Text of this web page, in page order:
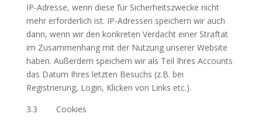
IP-Adresse, wenn diese für Sicherheitszwecke nicht
mehr erforderlich ist. IP-Adressen speichern wir auch
dann, wenn wir den konkreten Verdacht einer Straftat
im Zusammenhang mit der Nutzung unserer Website
haben. Außerdem speichern wir als Teil Ihres Accounts
das Datum Ihres letzten Besuchs (z.B. bei
Registrierung, Login, Klicken von Links etc.).
3.3 Cookies